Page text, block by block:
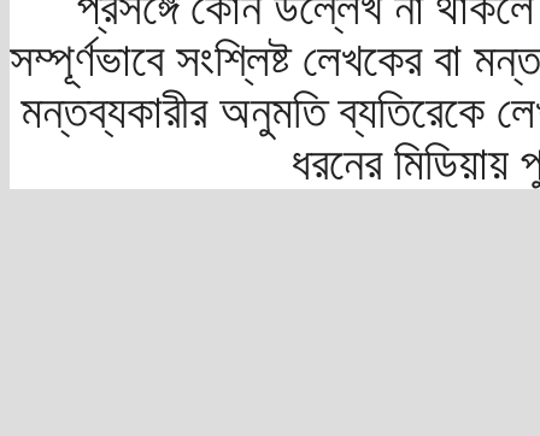
সম্পূর্ণভাবে সংশ্লিষ্ট লেখকের বা
মন্তব্যকারীর অনুমতি ব্যতিরেকে
ধরনের মিডিয়ায়